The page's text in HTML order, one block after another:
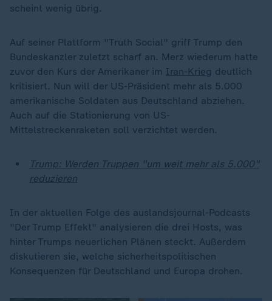
scheint wenig übrig.
Auf seiner Plattform "Truth Social" griff Trump den
Bundeskanzler zuletzt scharf an. Merz wiederum hatte
zuvor den Kurs der Amerikaner im Iran-Krieg deutlich
kritisiert. Nun will der US-Präsident mehr als 5.000
amerikanische Soldaten aus Deutschland abziehen.
Auch auf die Stationierung von US-
Mittelstreckenraketen soll verzichtet werden.
Trump: Werden Truppen "um weit mehr als 5.000"
reduzieren
In der aktuellen Folge des auslandsjournal-Podcasts
"Der Trump Effekt" analysieren die drei Hosts, was
hinter Trumps neuerlichen Plänen steckt. Außerdem
diskutieren sie, welche sicherheitspolitischen
Konsequenzen für Deutschland und Europa drohen.